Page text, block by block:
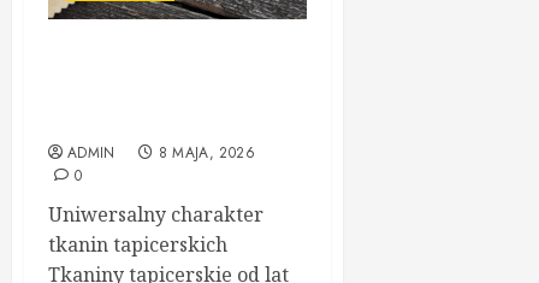
ADMIN
8 MAJA, 2026
0
Uniwersalny charakter
tkanin tapicerskich
Tkaniny tapicerskie od lat